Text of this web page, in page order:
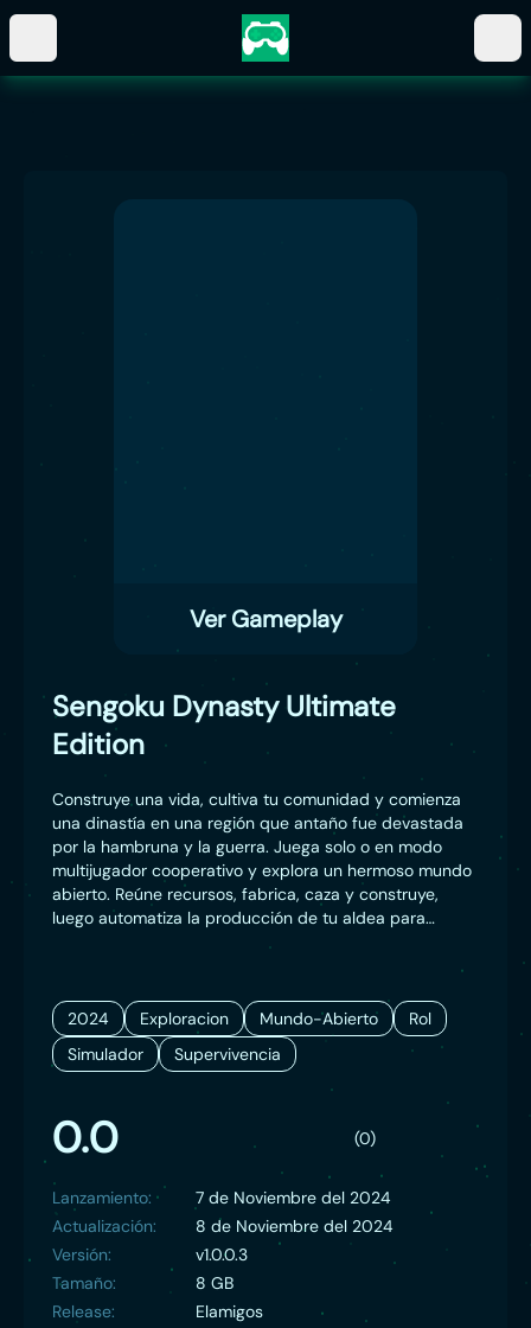
Ver Gameplay
Sengoku Dynasty Ultimate
Edition
Construye una vida, cultiva tu comunidad y comienza
una dinastía en una región que antaño fue devastada
por la hambruna y la guerra. Juega solo o en modo
multijugador cooperativo y explora un hermoso mundo
abierto. Reúne recursos, fabrica, caza y construye,
luego automatiza la producción de tu aldea para
2024 Exploracion Mundo-Abierto
Rol
Simulador
Supervivencia
0.0 (0)
Lanzamiento:
7 de Noviembre del 2024
Actualización:
8 de Noviembre del 2024
Versión:
v1.0.0.3
Tamaño:
8 GB
Release:
Elamigos